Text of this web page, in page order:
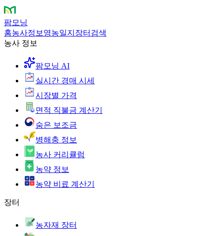
팜모닝
홈농사정보 영농일지 장터 검색
농사 정보
팜모닝 AI
실시간 경매 시세
시장별 가격
면적 직불금 계산기
숨은 보조금
병해충 정보
농사 커리큘럼
농약 정보
농약 비료 계산기
장터
농자재 장터